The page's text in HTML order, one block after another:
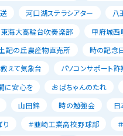
河口湖ステラシアター
八
東海大高輪台吹奏楽部
甲府城西
記の丘農産物直売所
時の記念
教えて気象台
パソコンサポート
に安心を
おばちゃんのたれ
山田錦 時の勉強会
日
り
＃韮崎工業高校野球部